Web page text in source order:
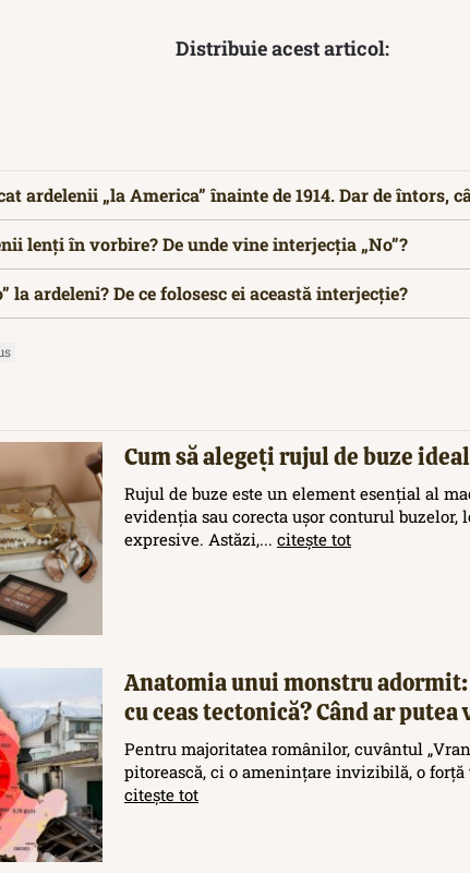
Distribuie acest articol:
ardelenii „la America” înainte de 1914. Dar de întors,
lenți în vorbire? De unde vine interjecția „No”?
la ardeleni? De ce folosesc ei această interjecție?
Cum să alegeți rujul de buze
Rujul de buze este un element esențial al
evidenția sau corecta ușor conturul
expresive. Astăzi,... citește tot
Anatomia unui monstru adormit:
cu ceas tectonică? Când ar
Pentru majoritatea românilor, cuvântul
pitorească, ci o amenințare invizibilă, o
citește tot